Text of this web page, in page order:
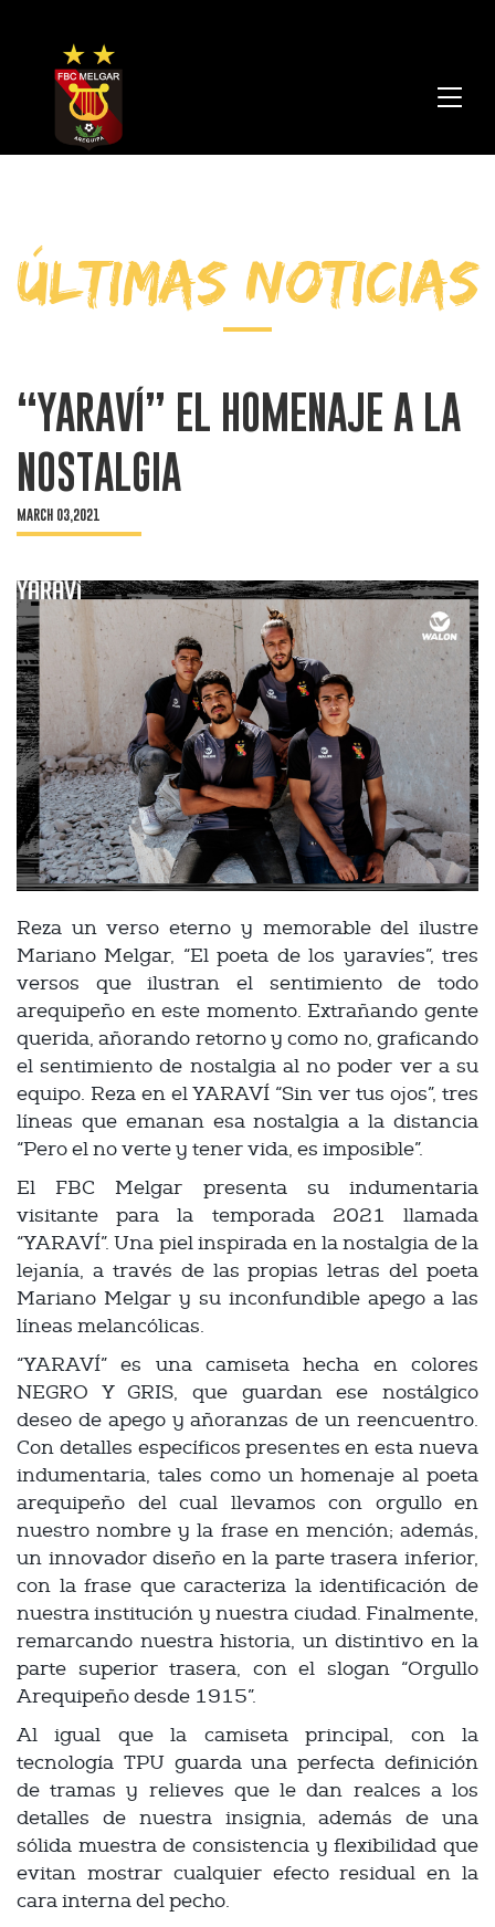
FBC
ÚLTIMAS NOTICIAS
“YARAVÍ” EL HOMENAJE A LA
NOSTALGIA
MARCH 03,2021
Reza un verso eterno y memorable del ilustre
Mariano Melgar, “El poeta de los yaravíes”, tres
versos que ilustran el sentimiento de todo
arequipeño en este momento. Extrañando gente
querida, añorando retorno y como no, graficando
el sentimiento de nostalgia al no poder ver a su
equipo. Reza en el YARAVÍ “Sin ver tus ojos”, tres
líneas que emanan esa nostalgia a la distancia
“Pero el no verte y tener vida, es imposible”.
El FBC Melgar presenta su indumentaria
visitante para la temporada 2021 llamada
“YARAVÍ”. Una piel inspirada en la nostalgia de la
lejanía, a través de las propias letras del poeta
Mariano Melgar y su inconfundible apego a las
líneas melancólicas.
“YARAVÍ” es una camiseta hecha en colores
NEGRO Y GRIS, que guardan ese nostálgico
deseo de apego y añoranzas de un reencuentro.
Con detalles específicos presentes en esta nueva
indumentaria, tales como un homenaje al poeta
arequipeño del cual llevamos con orgullo en
nuestro nombre y la frase en mención; además,
un innovador diseño en la parte trasera inferior,
con la frase que caracteriza la identificación de
nuestra institución y nuestra ciudad. Finalmente,
remarcando nuestra historia, un distintivo en la
parte superior trasera, con el slogan “Orgullo
Arequipeño desde 1915”.
Al igual que la camiseta principal, con la
tecnología TPU guarda una perfecta definición
de tramas y relieves que le dan realces a los
detalles de nuestra insignia, además de una
sólida muestra de consistencia y flexibilidad que
evitan mostrar cualquier efecto residual en la
cara interna del pecho.